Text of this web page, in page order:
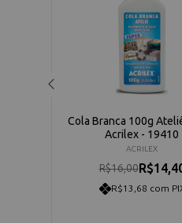
Cola Branca 100g
Acrilex - 19410
ACRILEX
R$16,00
R$13,68 com